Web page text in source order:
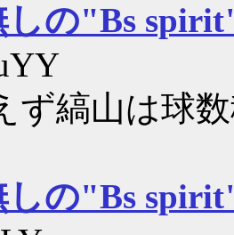
しの"Bs
ず縞山は球
しの"Bs